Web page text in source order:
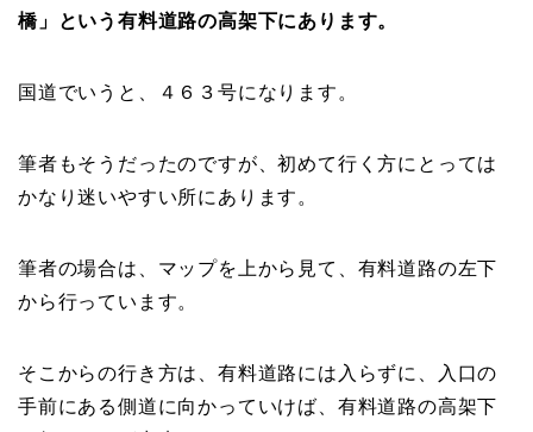
橋」という有料道路の高架下にあります。
国道でいうと、４６３号になります。
筆者もそうだったのですが、初めて行く方にとっては
かなり迷いやすい所にあります。
筆者の場合は、マップを上から見て、有料道路の左下
から行っています。
そこからの行き方は、有料道路には入らずに、入口の
手前にある側道に向かっていけば、有料道路の高架下